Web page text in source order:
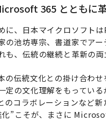
365 とともに
に、日本マイクロソフト
の池坊専宗、書道家でア
、伝統の継続と革新の両
の伝統文化との掛け合わ
定の文化理解をもってい
のコラボレーションなど
”こそが、まさに